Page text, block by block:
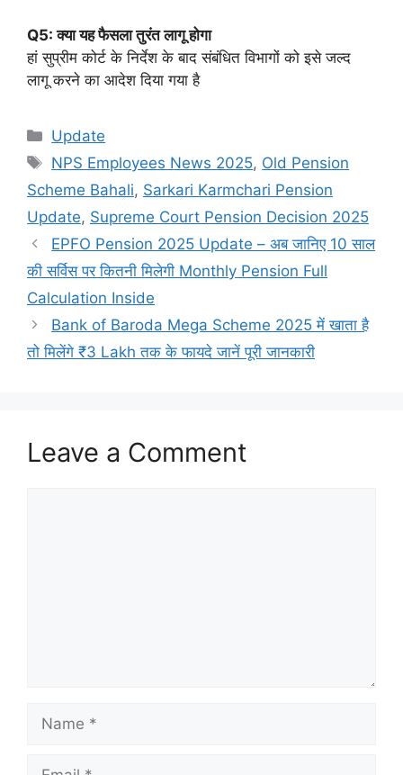
Q5: क्या यह फैसला तुरंत लागू होगा
हां सुप्रीम कोर्ट के निर्देश के बाद संबंधित विभागों को इसे जल्द
लागू करने का आदेश दिया गया है
Categories
Update
Tags
NPS Employees News 2025, Old Pension
Scheme Bahali, Sarkari Karmchari Pension
Update, Supreme Court Pension Decision 2025
EPFO Pension 2025 Update – अब जानिए 10 साल
की सर्विस पर कितनी मिलेगी Monthly Pension Full
Calculation Inside
Bank of Baroda Mega Scheme 2025 में खाता है
तो मिलेंगे ₹3 Lakh तक के फायदे जानें पूरी जानकारी
Leave a Comment
Name
Email